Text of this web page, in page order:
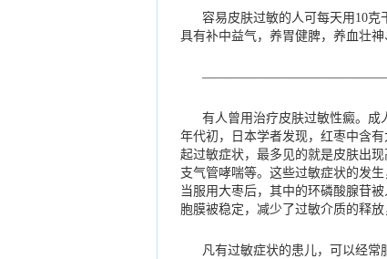
容易皮肤过敏的人可每天用10
具有补中益气，养胃健脾，养血壮
有人曾用治疗皮肤过敏性癜。成
年代初，日本学者发现，红枣中含
起过敏症状，最多见的就是皮肤出
支气管哮喘等。这些过敏症状的发
当服用大枣后，其中的环磷酸腺苷
胞膜被稳定，减少了过敏介质的释
凡有过敏症状的患儿，可以经